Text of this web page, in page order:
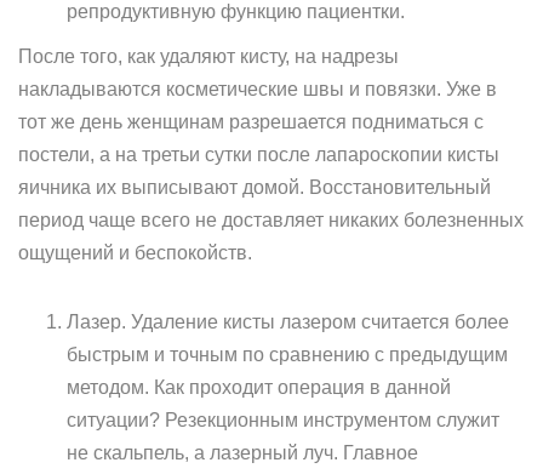
репродуктивную функцию пациентки.
После того, как удаляют кисту, на надрезы
накладываются косметические швы и повязки. Уже в
тот же день женщинам разрешается подниматься с
постели, а на третьи сутки после лапароскопии кисты
яичника их выписывают домой. Восстановительный
период чаще всего не доставляет никаких болезненных
ощущений и беспокойств.
Лазер. Удаление кисты лазером считается более
быстрым и точным по сравнению с предыдущим
методом. Как проходит операция в данной
ситуации? Резекционным инструментом служит
не скальпель, а лазерный луч. Главное